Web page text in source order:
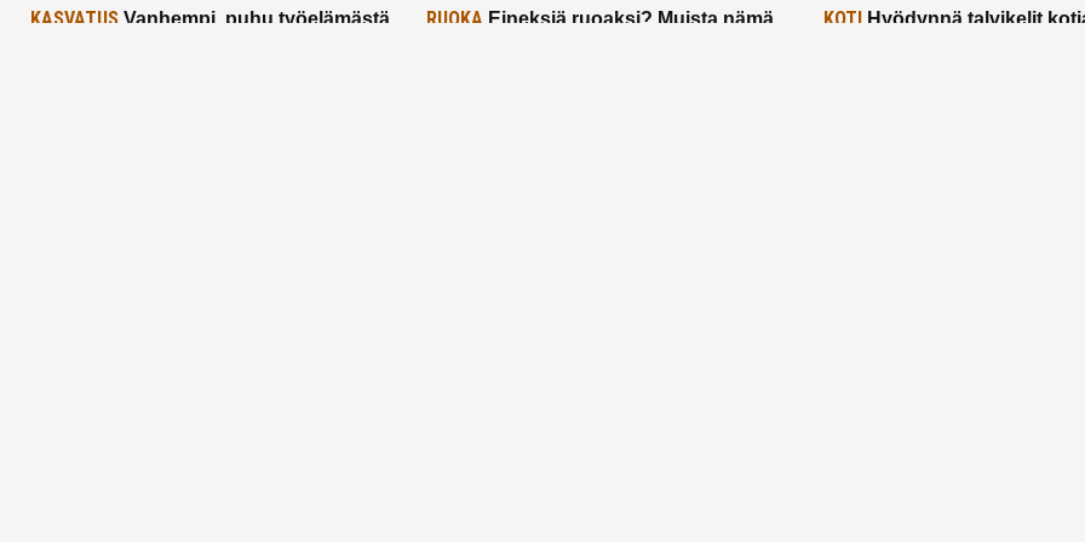
KASVATUS Vanhempi, puhu työelämästä
RUOKA Eineksiä ruoaksi? Muista nämä
KOTIHyödynnä talvikelit